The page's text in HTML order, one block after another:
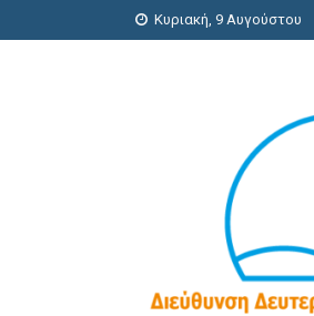
Κυριακή, 9 Αυγούστου